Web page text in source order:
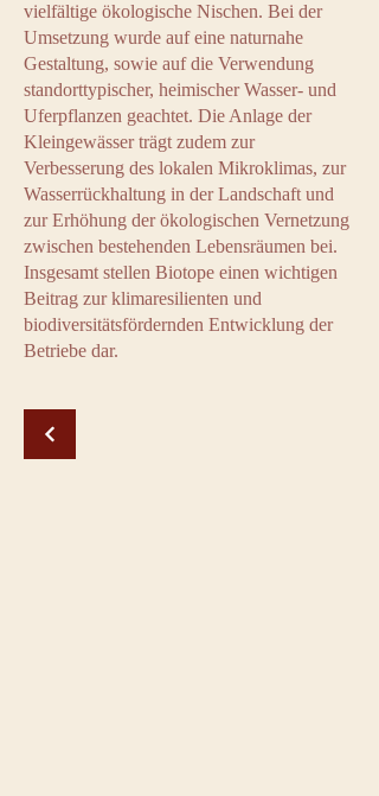
vielfältige ökologische Nischen. Bei der
Umsetzung wurde auf eine naturnahe
Gestaltung, sowie auf die Verwendung
standorttypischer, heimischer Wasser- und
Uferpflanzen geachtet. Die Anlage der
Kleingewässer trägt zudem zur
Verbesserung des lokalen Mikroklimas, zur
Wasserrückhaltung in der Landschaft und
zur Erhöhung der ökologischen Vernetzung
zwischen bestehenden Lebensräumen bei.
Insgesamt stellen Biotope einen wichtigen
Beitrag zur klimaresilienten und
biodiversitätsfördernden Entwicklung der
Betriebe dar.